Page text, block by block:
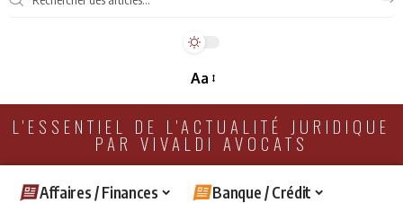
Aa
L'ESSENTIEL DE L'ACTUALITÉ JURIDIQUE
PAR VIVALDI AVOCATS
Affaires / Finances
Banque / Crédit